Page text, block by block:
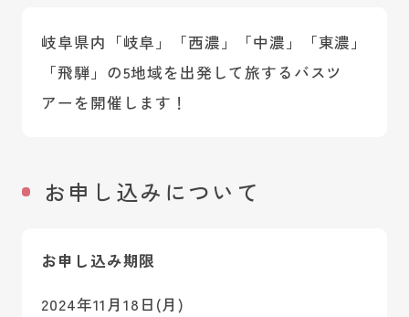
岐阜県内「岐阜」「西濃」「中濃」「東濃」
「飛騨」の5地域を出発して旅するバスツ
アーを開催します！
お申し込みについて
お申し込み期限
2024年11月18日(月)